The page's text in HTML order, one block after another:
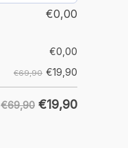
€0,00
€0,00
€69,90 €19,90
€69,90 €19,90